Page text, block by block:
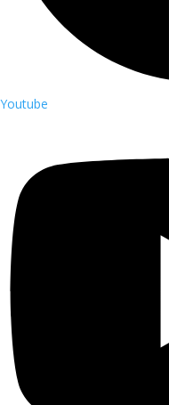
Youtube